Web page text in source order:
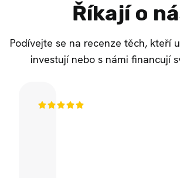
Říkají o
Podívejte se na recenze těch, kteří
investují nebo s námi financují